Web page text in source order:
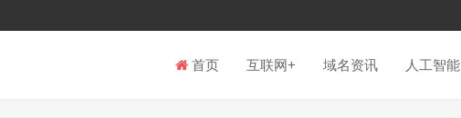
首页 互联网+ 域名资讯 人工智能